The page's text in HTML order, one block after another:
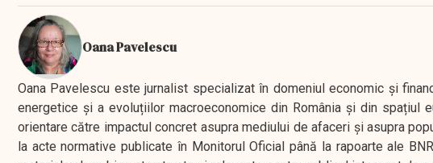
Oana Pavelescu
Oana Pavelescu este jurnalist specializat în domeniul economic și
energetice și a evoluțiilor macroeconomice din România și din spațiul
orientare către impactul concret asupra mediului de afaceri și asupra
la acte normative publicate în Monitorul Oficial până la rapoarte ale